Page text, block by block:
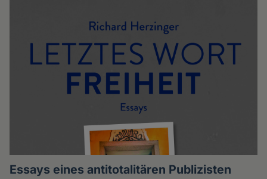
Essays eines antitotalitären Publizisten